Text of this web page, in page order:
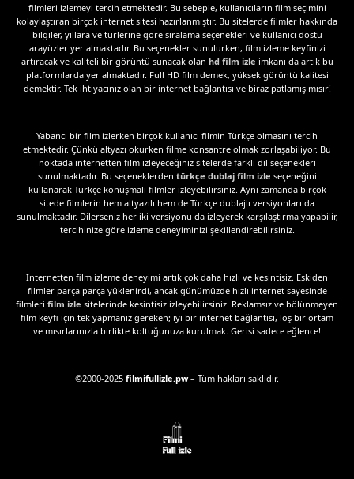
filmleri izlemeyi tercih etmektedir. Bu sebeple, kullanıcıların film seçimini
kolaylaştıran birçok internet sitesi hazırlanmıştır. Bu sitelerde filmler hakkında
bilgiler, yıllara ve türlerine göre sıralama seçenekleri ve kullanıcı dostu
arayüzler yer almaktadır. Bu seçenekler sunulurken, film izleme keyfinizi
artıracak ve kaliteli bir görüntü sunacak olan hd film izle imkanı da artık bu
platformlarda yer almaktadır. Full HD film demek, yüksek görüntü kalitesi
demektir. Tek ihtiyacınız olan bir internet bağlantısı ve biraz patlamış mısır!
Yabancı bir film izlerken birçok kullanıcı filmin Türkçe olmasını tercih
etmektedir. Çünkü altyazı okurken filme konsantre olmak zorlaşabiliyor. Bu
noktada internetten film izleyeceğiniz sitelerde farklı dil seçenekleri
sunulmaktadır. Bu seçeneklerden türkçe dublaj film izle seçeneğini
kullanarak Türkçe konuşmalı filmler izleyebilirsiniz. Aynı zamanda birçok
sitede filmlerin hem altyazılı hem de Türkçe dublajlı versiyonları da
sunulmaktadır. Dilerseniz her iki versiyonu da izleyerek karşılaştırma yapabilir,
tercihinize göre izleme deneyiminizi şekillendirebilirsiniz.
İnternetten film izleme deneyimi artık çok daha hızlı ve kesintisiz. Eskiden
filmler parça parça yüklenirdi, ancak günümüzde hızlı internet sayesinde
filmleri film izle sitelerinde kesintisiz izleyebilirsiniz. Reklamsız ve bölünmeyen
film keyfi için tek yapmanız gereken; iyi bir internet bağlantısı, loş bir ortam
ve mısırlarınızla birlikte koltuğunuza kurulmak. Gerisi sadece eğlence!
©2000-2025 filmifullizle.pw– Tüm hakları saklıdır.